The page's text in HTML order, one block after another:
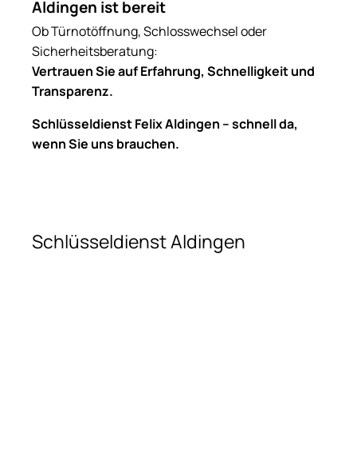
Aldingen ist bereit
Ob Türnotöffnung, Schlosswechsel oder
Sicherheitsberatung:
Vertrauen Sie auf Erfahrung, Schnelligkeit und
Transparenz.
Schlüsseldienst Felix Aldingen – schnell da,
wenn Sie uns brauchen.
Schlüsseldienst Aldingen